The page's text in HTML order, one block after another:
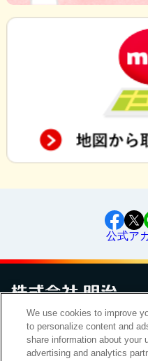
公式ア
お問い合わせサイトマップ個
アクセシビリティへの対応方針
Cookie Settings
We use cookies to improve
to personalize content and
share information about your
advertising and analytics